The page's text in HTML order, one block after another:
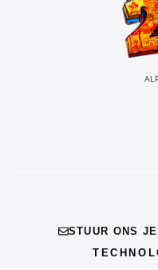
STUUR ONS